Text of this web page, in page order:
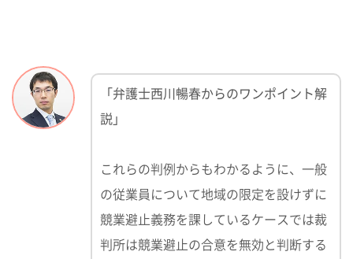
「弁護士西川暢春からのワンポイント解
説」
これらの判例からもわかるように、一般
の従業員について地域の限定を設けずに
競業避止義務を課しているケースでは裁
判所は競業避止の合意を無効と判断する